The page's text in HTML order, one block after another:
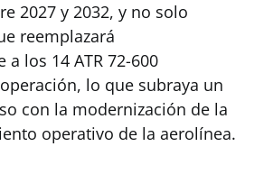
2027 y 2032, y no solo
reemplazará
los 14 ATR 72-600
lo que subraya un
con la modernización de la
operativo de la aerolínea.